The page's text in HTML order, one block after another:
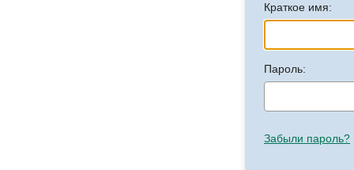
Краткое имя:
Пароль:
Забыли пароль?